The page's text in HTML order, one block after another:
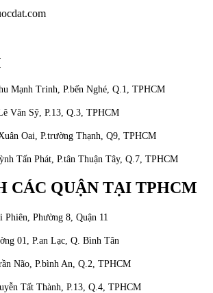
Mạnh Trinh, P.bến Nghé, Q.1, TPHCM
Văn Sỹ, P.13, Q.3, TPHCM
Oai, P.trường Thạnh, Q9, TPHCM
Tấn Phát, P.tân Thuận Tây, Q.7, TPHCM
CÁC QUẬN TẠI TPHCM
Phường 8, Quận 11
01, P.an Lạc, Q. Bình Tân
Não, P.bình An, Q.2, TPHCM
Tất Thành, P.13, Q.4, TPHCM